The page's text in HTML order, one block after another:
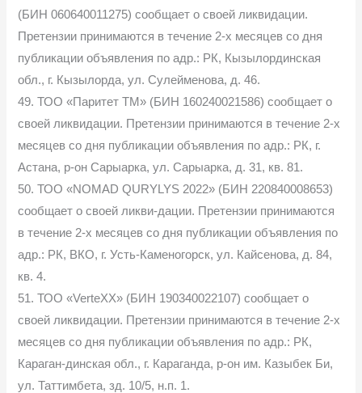
(БИН 060640011275) сообщает о своей ликвидации.
Претензии принимаются в течение 2-х месяцев со дня
публикации объявления по адр.: РК, Кызылординская
обл., г. Кызылорда, ул. Сулейменова, д. 46.
49. ТОО «Паритет ТМ» (БИН 160240021586) сообщает о
своей ликвидации. Претензии принимаются в течение 2-х
месяцев со дня публикации объявления по адр.: РК, г.
Астана, р-он Сарыарка, ул. Сарыарка, д. 31, кв. 81.
50. ТОО «NOMAD QURYLYS 2022» (БИН 220840008653)
сообщает о своей ликви-дации. Претензии принимаются
в течение 2-х месяцев со дня публикации объявления по
адр.: РК, ВКО, г. Усть-Каменогорск, ул. Кайсенова, д. 84,
кв. 4.
51. ТОО «VerteXX» (БИН 190340022107) сообщает о
своей ликвидации. Претензии принимаются в течение 2-х
месяцев со дня публикации объявления по адр.: РК,
Караган-динская обл., г. Караганда, р-он им. Казыбек Би,
ул. Таттимбета, зд. 10/5, н.п. 1.